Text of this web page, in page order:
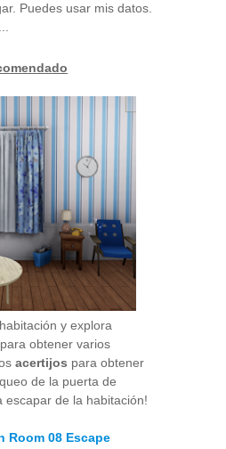
Puedes usar mis datos.
y explora
obtener varios
acertijos para obtener
de la puerta de
escapar de la habitación!
Room 08 Escape